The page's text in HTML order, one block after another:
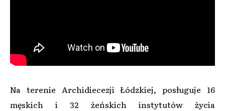
Na terenie Archidiecezji Łódzkiej, posługuje 16
męskich i 32 żeńskich instytutów życia